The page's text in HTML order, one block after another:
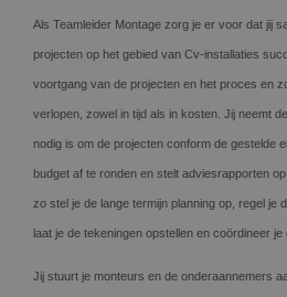
Als Teamleider Montage zorg je er voor dat jij
projecten op het gebied van Cv-installaties
voortgang van de projecten en het proces en
verlopen, zowel in tijd als in kosten. Jij neemt
nodig is om de projecten conform de gestelde
budget af te ronden en stelt adviesrapporten
zo stel je de lange termijn planning op, regel je
laat je de tekeningen opstellen en coördineer je
Jij stuurt je monteurs en de onderaannemers